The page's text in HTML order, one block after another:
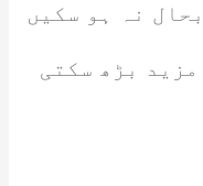
نہ ہو سکیں
بڑھ سکتی